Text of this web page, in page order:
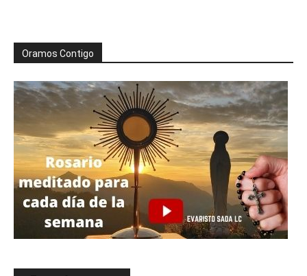
Oramos Contigo